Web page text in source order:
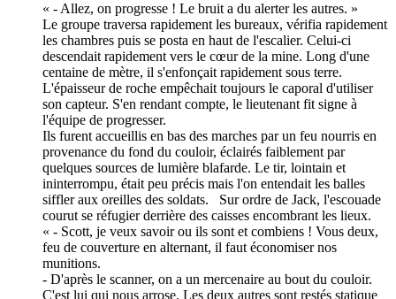
« - Allez, on progresse ! Le bruit a du alerter les autres. »
Le groupe traversa rapidement les bureaux, vérifia rapidement
les chambres puis se posta en haut de l'escalier. Celui-ci
descendait rapidement vers le cœur de la mine. Long d'une
centaine de mètre, il s'enfonçait rapidement sous terre.
L'épaisseur de roche empêchait toujours le caporal d'utiliser
son capteur. S'en rendant compte, le lieutenant fit signe à
l'équipe de progresser.
Ils furent accueillis en bas des marches par un feu nourris en
provenance du fond du couloir, éclairés faiblement par
quelques sources de lumière blafarde. Le tir, lointain et
ininterrompu, était peu précis mais l'on entendait les balles
siffler aux oreilles des soldats. Sur ordre de Jack, l'escouade
courut se réfugier derrière des caisses encombrant les lieux.
« - Scott, je veux savoir ou ils sont et combiens ! Vous deux,
feu de couverture en alternant, il faut économiser nos
munitions.
- D'après le scanner, on a un mercenaire au bout du couloir.
C'est lui qui nous arrose. Les deux autres sont restés statique